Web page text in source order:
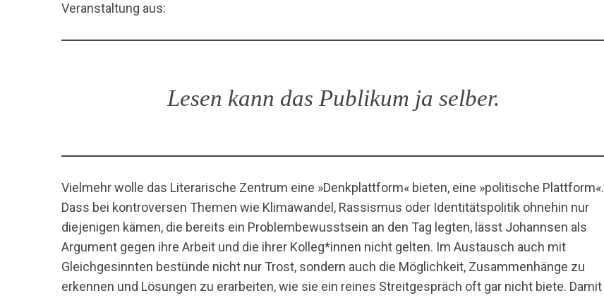
Veranstaltung aus:
Lesen kann das Publikum ja selber.
Vielmehr wolle das Literarische Zentrum eine »Denkplattform« bieten, eine »politische Plattform«.
Dass bei kontroversen Themen wie Klimawandel, Rassismus oder Identitätspolitik ohnehin nur
diejenigen kämen, die bereits ein Problembewusstsein an den Tag legten, lässt Johannsen als
Argument gegen ihre Arbeit und die ihrer Kolleg*innen nicht gelten. Im Austausch auch mit
Gleichgesinnten bestünde nicht nur Trost, sondern auch die Möglichkeit, Zusammenhänge zu
erkennen und Lösungen zu erarbeiten, wie sie ein reines Streitgespräch oft gar nicht biete. Damit